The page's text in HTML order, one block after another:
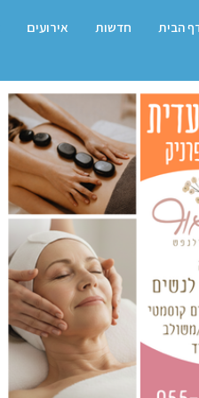
הבית חדשות אירועים